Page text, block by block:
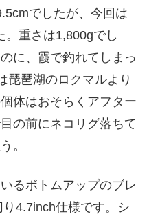
でしたが、今回は
。重さは1,800gでし
に、霞で釣れてしまっ
琵琶湖のロクマルより
体はおそらくアフター
の前にネコリグ落ちて
。
るボトムアップのブレ
4.7inch仕様です。シ